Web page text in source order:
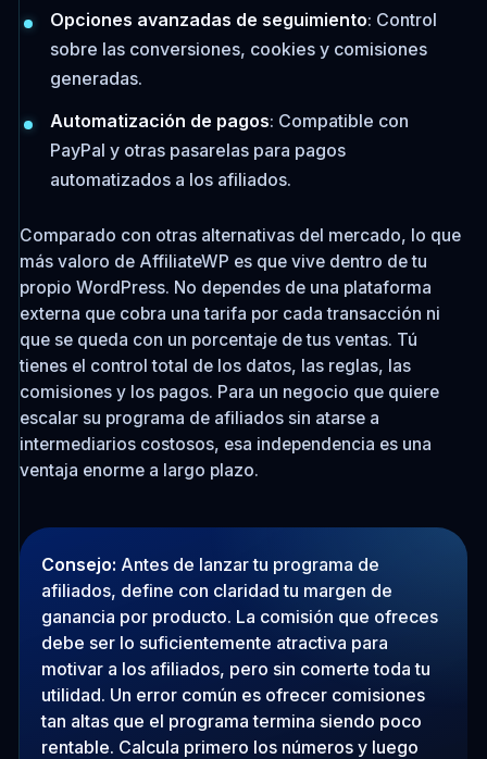
Opciones avanzadas de seguimiento: Control
sobre las conversiones, cookies y comisiones
generadas.
Automatización de pagos: Compatible con
PayPal y otras pasarelas para pagos
automatizados a los afiliados.
Comparado con otras alternativas del mercado, lo que
más valoro de AffiliateWP es que vive dentro de tu
propio WordPress. No dependes de una plataforma
externa que cobra una tarifa por cada transacción ni
que se queda con un porcentaje de tus ventas. Tú
tienes el control total de los datos, las reglas, las
comisiones y los pagos. Para un negocio que quiere
escalar su programa de afiliados sin atarse a
intermediarios costosos, esa independencia es una
ventaja enorme a largo plazo.
Consejo: Antes de lanzar tu programa de
afiliados, define con claridad tu margen de
ganancia por producto. La comisión que ofreces
debe ser lo suficientemente atractiva para
motivar a los afiliados, pero sin comerte toda tu
utilidad. Un error común es ofrecer comisiones
tan altas que el programa termina siendo poco
rentable. Calcula primero los números y luego